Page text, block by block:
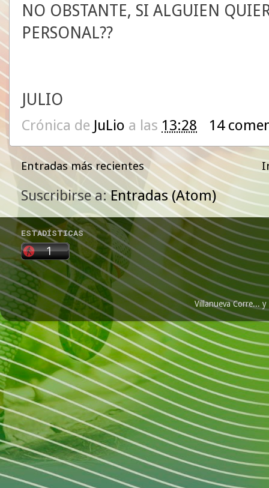
NO OBSTANTE, SI ALGUIEN
PERSONAL??
JULIO
Crónica de JuLio a las 13:28 14
Entradas más recientes
Suscribirse a:Entradas (Atom)
ESTADÍSTICAS
Villanueva Corre...